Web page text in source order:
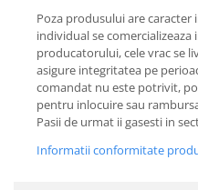
Poza produsului are
individual se
producatorului, cele vrac se
asigure integritatea pe
comandat nu este potrivit,
pentru inlocuire sau
Pasii de urmat ii gasesti in
Informatii conformitate